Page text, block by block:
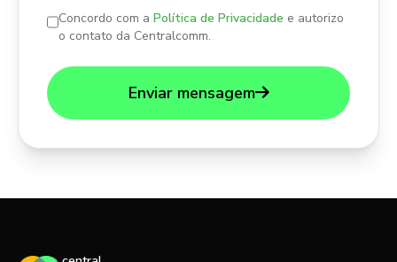
Concordo com aPolítica de Privacidade e autorizo
o contato da Centralcomm.
Enviar mensagem